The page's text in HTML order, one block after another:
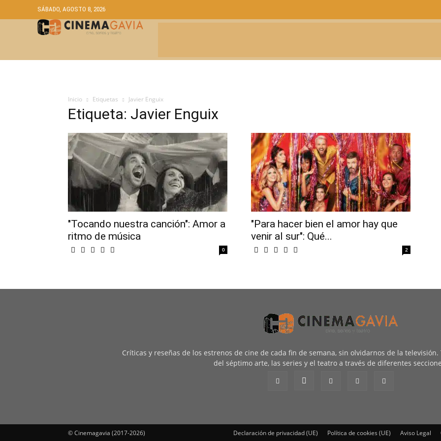
SÁBADO, AGOSTO 8, 2026
Inicio Etiquetas Javier Enguix
Etiqueta: Javier Enguix
"Tocando nuestra canción": Amor a
ritmo de música
0
"Para hacer bien el amor hay que
venir al sur": Qué...
2
Críticas y reseñas de los estrenos de cine de cada fin de semana, sin olvidarnos de la
del séptimo arte, las series y el teatro a través de diferentes
Declaración de privacidad (UE) Política de cookies (UE) Aviso Legal
© Cinemagavia (2017-2026)